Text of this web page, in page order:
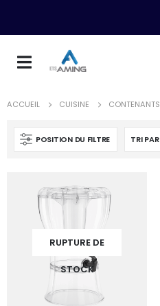
ACCUEIL CUISINE CONTENANTS
POSITION DU FILTRE
RUPTURE DE
STOCK